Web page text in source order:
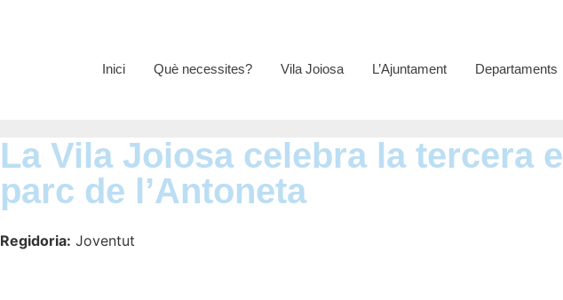
Inici Què necessites? Vila Joiosa L’Ajuntament Departaments
La Vila Joiosa celebra la tercera
parc de l’Antoneta
Regidoria: Joventut